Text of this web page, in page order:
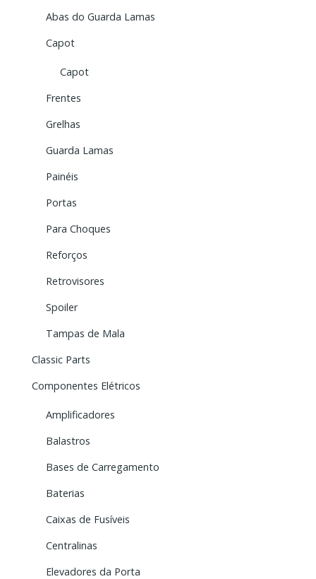
Abas do Guarda Lamas
Capot
Capot
Frentes
Grelhas
Guarda Lamas
Painéis
Portas
Para Choques
Reforços
Retrovisores
Spoiler
Tampas de Mala
Classic Parts
Componentes Elétricos
Amplificadores
Balastros
Bases de Carregamento
Baterias
Caixas de Fusíveis
Centralinas
Elevadores da Porta